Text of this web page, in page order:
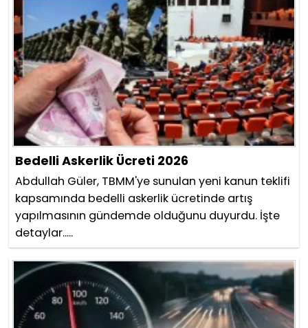
Bedelli Askerlik Ücreti 2026
Abdullah Güler, TBMM'ye sunulan yeni kanun teklifi
kapsamında bedelli askerlik ücretinde artış
yapılmasının gündemde olduğunu duyurdu. İşte
detaylar.....